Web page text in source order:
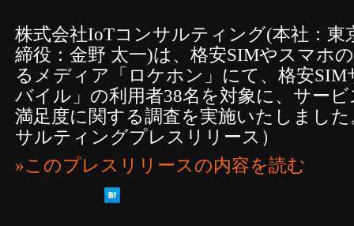
株式会社IoTコンサルティング(本社：東
締役：金野 太一)は、格安SIMやスマホ
るメディア「ロケホン」にて、格安
バイル」の利用者38名を対象に、サー
満足度に関する調査を実施いたしまし
サルティングプレスリリース）
»このプレスリリースの内容を読む